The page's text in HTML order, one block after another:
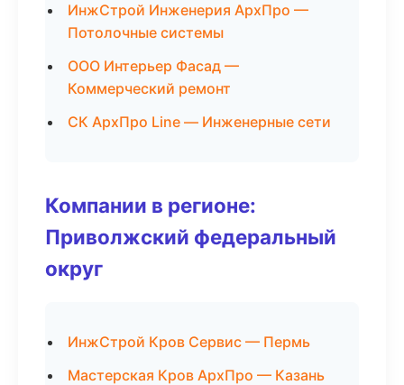
ИнжСтрой Инженерия АрхПро —
Потолочные системы
ООО Интерьер Фасад —
Коммерческий ремонт
СК АрхПро Line — Инженерные сети
Компании в регионе:
Приволжский федеральный
округ
ИнжСтрой Кров Сервис — Пермь
Мастерская Кров АрхПро — Казань